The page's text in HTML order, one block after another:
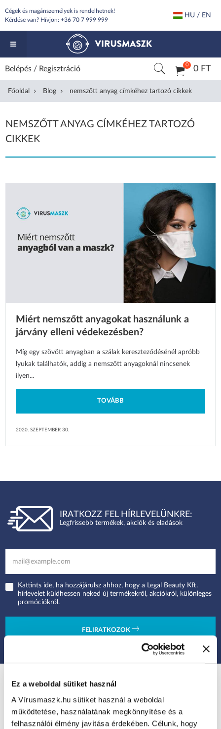
Ez a weboldal sütiket használ
A Vírusmaszk.hu sütiket használ a weboldal
működtetése, használatának megkönnyítése és a
felhasználói élmény javítása érdekében. Célunk, hogy
Cégek és magánszemélyek is rendelhetnek!
Kérdése van? Hívjon: +36 70 7 999 999
HU / EN
0 0 FT
Belépés / Regisztráció
Főoldal Blog nemszőtt anyag címkéhez tartozó cikkek
NEMSZŐTT ANYAG CÍMKÉHEZ TARTOZÓ
CIKKEK
Miért nemszőtt anyagokat használunk a
járvány elleni védekezésben?
Míg egy szövött anyagban a szálak kereszteződésénél apróbb
lyukak találhatók, addig a nemszőtt anyagoknál nincsenek
ilyen...
TOVÁBB
2020. SZEPTEMBER 30.
IRATKOZZ FEL HÍRLEVELÜNKRE:
Legfrissebb termékek, akciók és eladások
Kattints ide, ha hozzájárulsz ahhoz, hogy a Legal Beauty Kft.
hírlevelet küldhessen neked új termékekről, akciókról, különleges
promóciókról.
FELIRATKOZOK
Szájmaszkok, FFP2 és FFP3 maszkok, kesztyűk, kézfertőtlenítők,
védőruhák és más védőeszközök raktárról, 1 munkanapos kiszállítás a